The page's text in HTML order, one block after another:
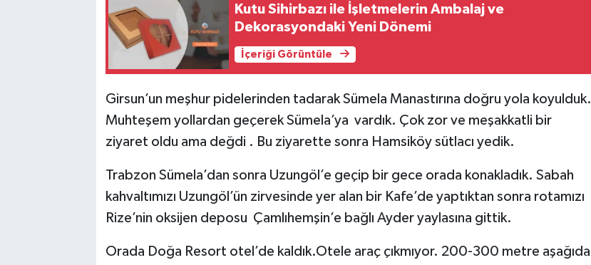
Kutu Sihirbazı ile İşletmelerin Ambalaj ve
Dekorasyondaki Yeni Dönemi
İçeriği Görüntüle
Girsun’un meşhur pidelerinden tadarak Sümela Manastırına doğru yola koyulduk.
Muhteşem yollardan geçerek Sümela’ya vardık. Çok zor ve meşakkatli bir
ziyaret oldu ama değdi . Bu ziyarette sonra Hamsiköy sütlacı yedik.
Trabzon Sümela’dan sonra Uzungöl’e geçip bir gece orada konakladık. Sabah
kahvaltımızı Uzungöl’ün zirvesinde yer alan bir Kafe’de yaptıktan sonra rotamızı
Rize’nin oksijen deposu Çamlıhemşin’e bağlı Ayder yaylasına gittik.
Orada Doğa Resort otel’de kaldık.Otele araç çıkmıyor. 200-300 metre aşağıda